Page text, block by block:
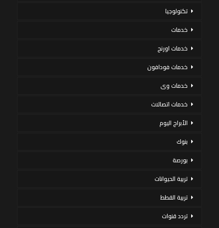
تكنولوجيا
خدمات
خدمات اورنج
خدمات فودافون
خدمات وى
خدمات اتصالات
الأبراج اليوم
بنوك
بورصة
تربية الحيوانات
تربية القطط
تردد قنوات